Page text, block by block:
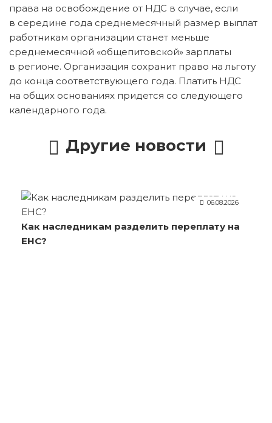
права на освобождение от НДС в случае, если
в середине года среднемесячный размер выплат
работникам организации станет меньше
среднемесячной «общепитовской» зарплаты
в регионе. Организация сохранит право на льготу
до конца соответствующего года. Платить НДС
на общих основаниях придется со следующего
календарного года.
Другие новости
06.08.2026
Как наследникам разделить переплату на
ЕНС?